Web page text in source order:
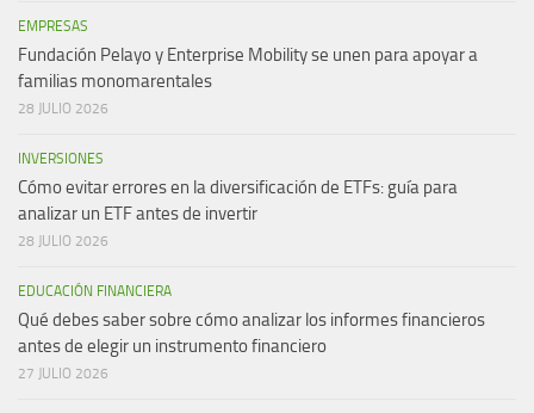
EMPRESAS
Fundación Pelayo y Enterprise Mobility se unen para apoyar a
familias monomarentales
28 JULIO 2026
INVERSIONES
Cómo evitar errores en la diversificación de ETFs: guía para
analizar un ETF antes de invertir
28 JULIO 2026
EDUCACIÓN FINANCIERA
Qué debes saber sobre cómo analizar los informes financieros
antes de elegir un instrumento financiero
27 JULIO 2026